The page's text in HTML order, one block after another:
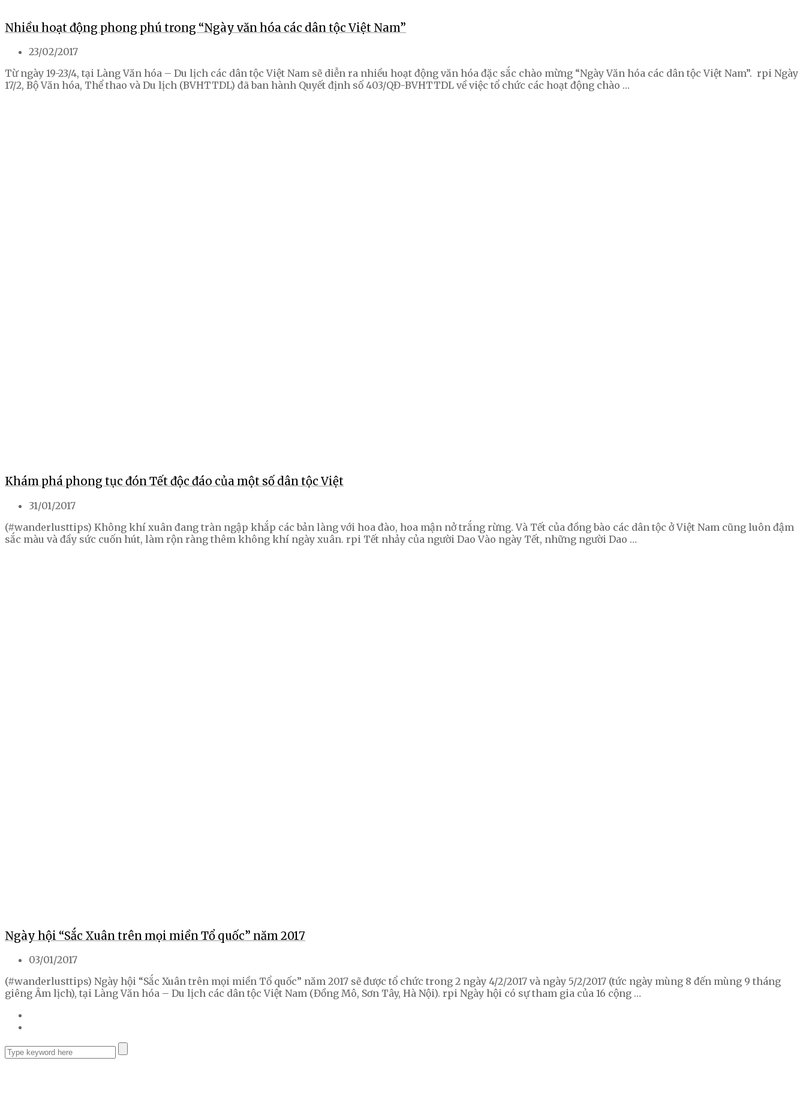
Nhiều hoạt động phong phú trong “Ngày văn hóa các dân tộc Việt Nam”
23/02/2017
Từ ngày 19-23/4, tại Làng Văn hóa – Du lịch các dân tộc Việt Nam sẽ diễn ra nhiều hoạt động văn hóa đặc sắc chào mừng “Ngày Văn hóa các dân tộc Việt Nam”. rpi Ngày
17/2, Bộ Văn hóa, Thể thao và Du lịch (BVHTTDL) đã ban hành Quyết định số 403/QĐ-BVHTTDL về việc tổ chức các hoạt động chào …
Khám phá phong tục đón Tết độc đáo của một số dân tộc Việt
31/01/2017
(#wanderlusttips) Không khí xuân đang tràn ngập khắp các bản làng với hoa đào, hoa mận nở trắng rừng. Và Tết của đồng bào các dân tộc ở Việt Nam cũng luôn đậm
sắc màu và đầy sức cuốn hút, làm rộn ràng thêm không khí ngày xuân. rpi Tết nhảy của người Dao Vào ngày Tết, những người Dao …
Ngày hội “Sắc Xuân trên mọi miền Tổ quốc” năm 2017
03/01/2017
(#wanderlusttips) Ngày hội “Sắc Xuân trên mọi miền Tổ quốc” năm 2017 sẽ được tổ chức trong 2 ngày 4/2/2017 và ngày 5/2/2017 (tức ngày mùng 8 đến mùng 9 tháng
giêng Âm lịch), tại Làng Văn hóa – Du lịch các dân tộc Việt Nam (Đồng Mô, Sơn Tây, Hà Nội). rpi Ngày hội có sự tham gia của 16 cộng …